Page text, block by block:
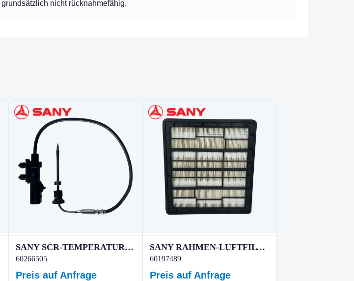
nicht rücknahmefähig.
SANY SCR-TEMPERATURSENSOR
60266505
Preis auf Anfrage
SANY RAHMEN-LUFTFILTERPLATTE
60197489
Preis auf Anfrage